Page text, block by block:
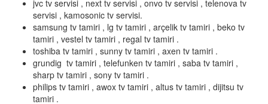
jvc tv servisi , next tv servisi , onvo tv servisi , telenova tv
servisi , kamosonic tv servisi.
samsung tv tamiri , lg tv tamiri , arçelik tv tamiri , beko tv
tamiri , vestel tv tamiri , regal tv tamiri .
toshiba tv tamiri , sunny tv tamiri , axen tv tamiri .
grundig tv tamiri , telefunken tv tamiri , saba tv tamiri ,
sharp tv tamiri , sony tv tamiri .
philips tv tamiri , awox tv tamiri , altus tv tamiri , dijitsu tv
tamiri .